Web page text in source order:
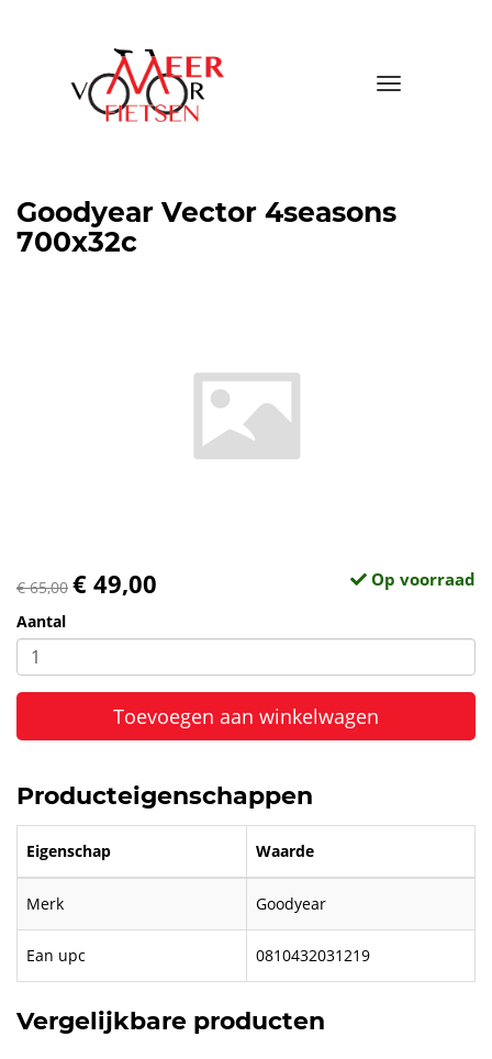
Toggle
Goodyear Vector 4seasons
700x32c
€ 65,00 € 49,00 Op voorraad
Aantal
Toevoegen aan winkelwagen
Producteigenschappen
Eigenschap Waarde
Merk Goodyear
Ean upc 0810432031219
Vergelijkbare producten